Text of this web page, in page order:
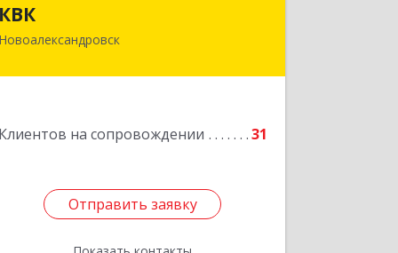
КВК
Новоалександровск
Клиентов на сопровождении 31
Отправить заявку
356000, Ставропольский край,
Подробнее
Отправить заявку